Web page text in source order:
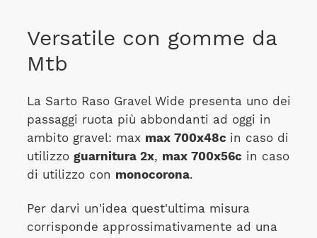
Versatile con gomme da
Mtb
La Sarto Raso Gravel Wide presenta uno dei
passaggi ruota più abbondanti ad oggi in
ambito gravel: max max 700x48c in caso di
utilizzo guarnitura 2x, max 700x56c in caso
di utilizzo con monocorona.
Per darvi un'idea quest'ultima misura
corrisponde approssimativamente ad una